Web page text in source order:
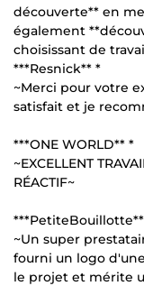
découverte** en
également
choisissant de
***Resnick** *
~Merci pour votre
satisfait et je
***ONE WORLD** *
~EXCELLENT
RÉACTIF~
~Un super
fourni un logo
le projet et mérite